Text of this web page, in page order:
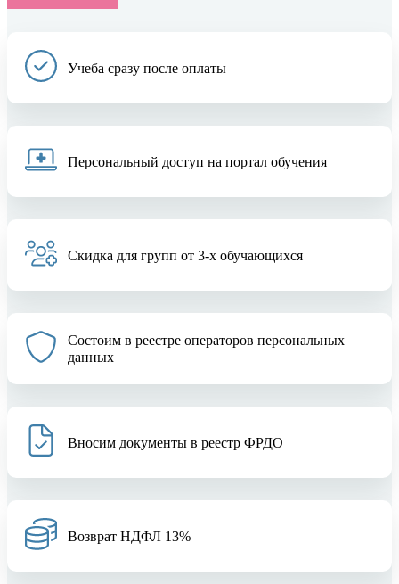
Учеба сразу после оплаты
Персональный доступ на портал обучения
Скидка для групп от 3-х обучающихся
Состоим в реестре операторов персональных
данных
Вносим документы в реестр ФРДО
Возврат НДФЛ 13%